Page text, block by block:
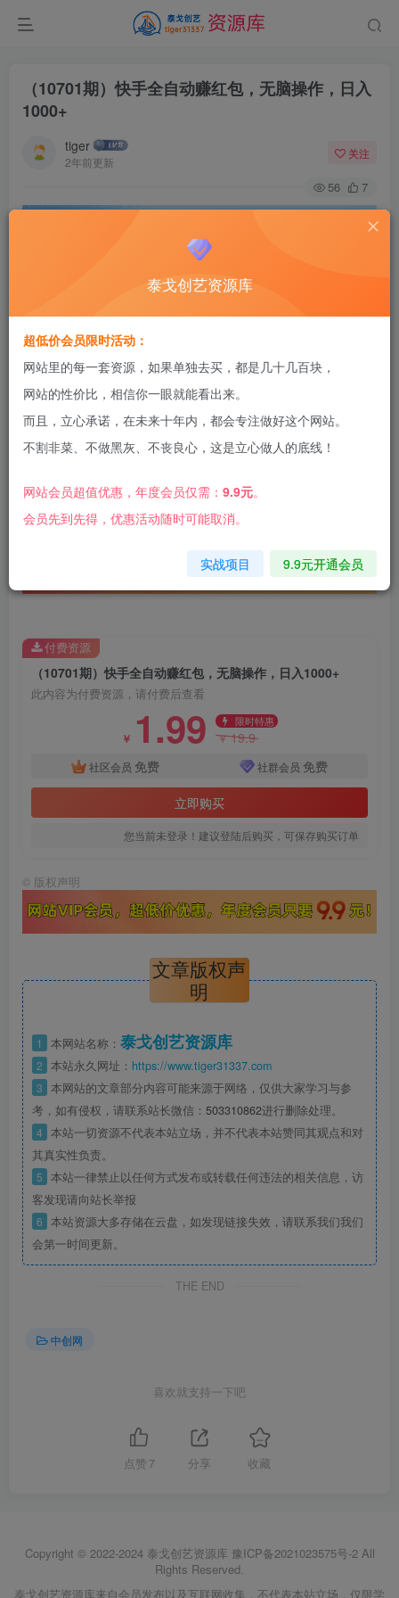
（10701期）快手全自动赚红包，无脑操作，日入
1000+
tiger
2年前更新
关注
56 7
1000+轻轻松松，接下来我给大家带来一个
（10701期）快手全自动赚红包，无脑操作，日入1000+
此内容为付费资源，请付费后查看
￥ 1.99 限时特惠
￥19.9
社区会员 免费 社群会员 免费
立即购买
您当前未登录！建议登陆后购买，可保存购买订单
付费资源
© 版权声明
文章版权声
明
1 本网站名称： 泰戈创艺资源库
2 本站永久网址： https://www.tiger31337.com
3 本网站的文章部分内容可能来源于网络，仅供大家学习与参
考，如有侵权，请联系站长微信： 503310862进行删除处理。
4 本站一切资源不代表本站立场，并不代表本站赞同其观点和对
其真实性负责。
5 本站一律禁止以任何方式发布或转载任何违法的相关信息，访
客发现请向站长举报
6 本站资源大多存储在云盘，如发现链接失效，请联系我们我们
会第一时间更新。
THE END
中创网
喜欢就支持一下吧
点赞 7 分享 收藏
Copyright © 2022-2024 泰戈创艺资源库 豫ICP备2021023575号-2All
Rights Reserved.
泰戈创艺资源库来自会员发布以及互联网收集，不代表本站立场，仅限学
泰戈创艺资源库
超低价会员限时活动：
网站里的每一套资源，如果单独去买，都是几十几百块，
网站的性价比，相信你一眼就能看出来。
而且，立心承诺，在未来十年内，都会专注做好这个网站。
不割非菜、不做黑灰、不丧良心，这是立心做人的底线！
网站会员超值优惠，年度会员仅需： 9.9元。
会员先到先得，优惠活动随时可能取消。
实战项目 9.9元开通会员